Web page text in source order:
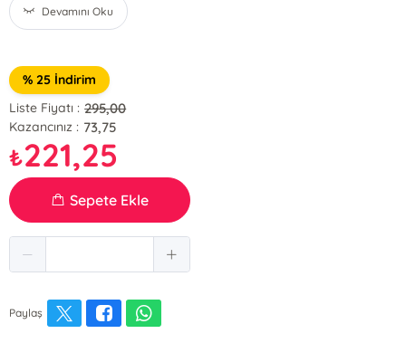
Devamını Oku
% 25 İndirim
Liste Fiyatı : 295,00
Kazancınız : 73,75
₺221,25
Sepete Ekle
Paylaş